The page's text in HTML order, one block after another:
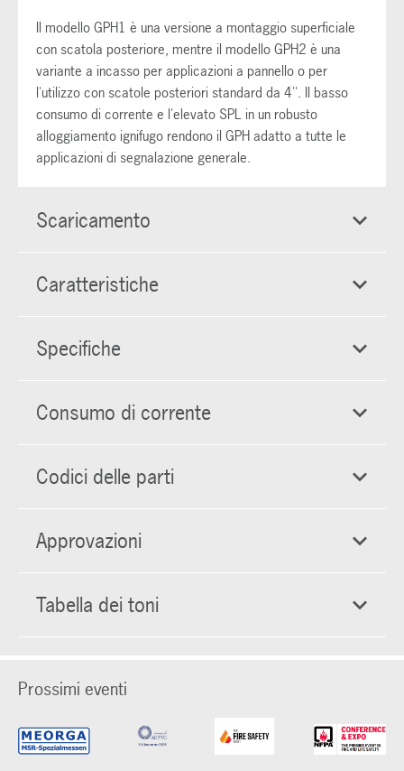
Il modello GPH1 è una versione a montaggio superficiale
con scatola posteriore, mentre il modello GPH2 è una
variante a incasso per applicazioni a pannello o per
l'utilizzo con scatole posteriori standard da 4''. Il basso
consumo di corrente e l'elevato SPL in un robusto
alloggiamento ignifugo rendono il GPH adatto a tutte le
applicazioni di segnalazione generale.
Scaricamento
Caratteristiche
Specifiche
Consumo di corrente
Codici delle parti
Approvazioni
Tabella dei toni
Prossimi eventi